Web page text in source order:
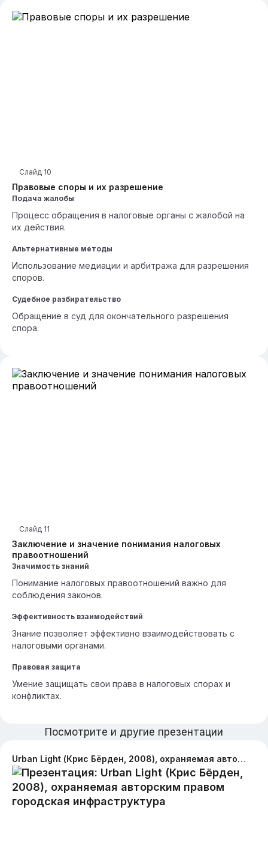
Правовые споры и их разрешение
Слайд 10
Подача жалобы
Процесс обращения в налоговые органы с жалобой на
их действия.
Альтернативные методы
Использование медиации и арбитража для разрешения
споров.
Судебное разбирательство
Обращение в суд для окончательного разрешения
спора.
Заключение и значение понимания налоговых
правоотношений
Слайд 11
Значимость знаний
Понимание налоговых правоотношений важно для
соблюдения законов.
Эффективность взаимодействий
Знание позволяет эффективно взаимодействовать с
налоговыми органами.
Правовая защита
Умение защищать свои права в налоговых спорах и
конфликтах.
Посмотрите и другие презентации
Urban Light (Крис Бёрден, 2008), охраняемая авторским правом городская инфраструктура